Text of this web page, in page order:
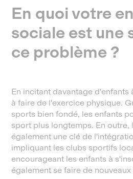
En quoi votre
sociale est une
ce problème ?
En incitant davantage
à faire de l'exercice physique.
sports bien fondé, les enfants
sport plus longtemps. En outre,
également une clé de
impliquant les clubs sportifs
encourageant les enfants à
également se faire de nouveaux